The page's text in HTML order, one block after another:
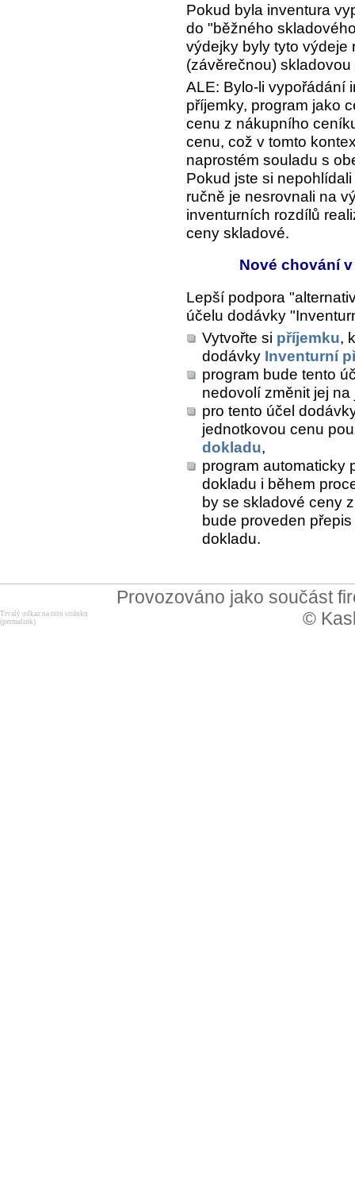
Pokud byla inventura
do "běžného
výdejky byly tyto výdeje
(závěrečnou)
ALE: Bylo-li vypořádání
příjemky, program jako
cenu z nákupního
cenu, což v tomto
naprostém souladu s
Pokud jste si
ručně je nesrovnali na
inventurních rozdílů
ceny skladové.
Nové chování
Lepší podpora
účelu dodávky
Vytvořte si příjemku,
dodávky Inventurní
program bude tento
nedovolí změnit jej na
pro tento účel
jednotkovou cenu
dokladu,
program automaticky
dokladu i během
by se skladové ceny
bude proveden
dokladu.
Provozováno jako součást
©
Trvalý odkaz na tuto stránku
(permalink)